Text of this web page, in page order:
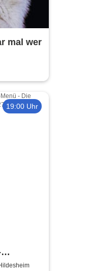
mal wer
19:00 Uhr